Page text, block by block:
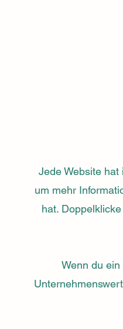
Jede Website
um mehr
hat.
Wenn du